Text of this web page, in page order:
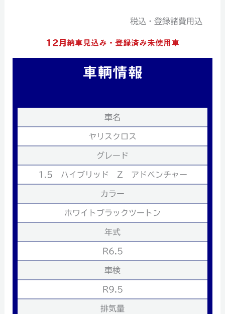
税込・登録諸費用込
12月 納車見込み・登録済み未使用車
車輌情報
車名
ヤリスクロス
グレード
1.5 ハイブリッド Z アドベンチャー
カラー
ホワイトブラックツートン
年式
R6.5
車検
R9.5
排気量